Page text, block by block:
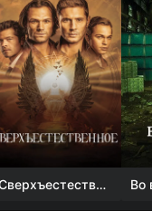
Сверхъестественное